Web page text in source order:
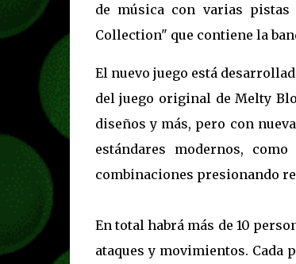
de música con varias
Collection" que contiene la
El nuevo juego está
del juego original de Melty
diseños y más, pero con
estándares modernos,
combinaciones presionando
En total habrá más de 10
ataques y movimientos. Cada